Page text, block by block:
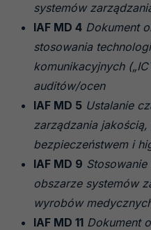
systemów
IAF MD 4 Dokument
stosowania
komunikacyjnych
auditów/ocen
IAF MD 5 Ustalanie
zarządzania
bezpieczeństwem i
IAF MD 9 Stosowanie
obszarze systemów
wyrobów
IAF MD 11 Dokument